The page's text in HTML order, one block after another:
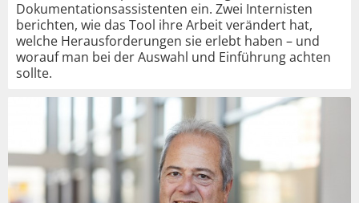
Dokumentationsassistenten ein. Zwei Internisten
berichten, wie das Tool ihre Arbeit verändert hat,
welche Herausforderungen sie erlebt haben – und
worauf man bei der Auswahl und Einführung achten
sollte.